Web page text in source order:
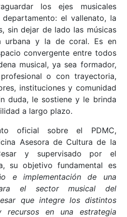
los ejes musicales
el vallenato, la
sin dejar de lado las músicas
urbana y la de coral. Es en
convergente entre todos
musical, ya sea formador,
o con trayectoria,
instituciones y comunidad
duda, le sostiene y le brinda
a largo plazo.
oficial sobre el PDMC,
Asesora de Cultura de la
y supervisado por el
su objetivo fundamental es
e implementación de una
el sector musical del
que integre los distintos
recursos en una estrategia